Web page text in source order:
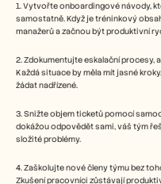
1. Vytvořte onboardingové návody,
samostatně. Když je tréninkový
manažerů a začnou být produktivní
2. Zdokumentujte eskalační procesy,
Každá situace by měla mít jasné
žádat nadřízené.
3. Snižte objem ticketů pomocí
dokážou odpovědět sami, váš tým
složité problémy.
4. Zaškolujte nové členy týmu bez
Zkušení pracovníci zůstávají